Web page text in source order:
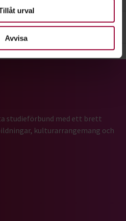
urval
Avvisa
studieförbund med ett brett
kulturarrangemang och